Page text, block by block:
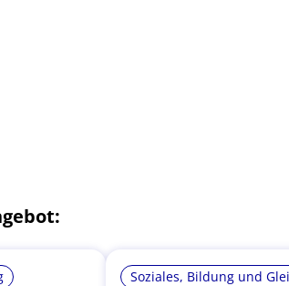
Soziales, Bildung und